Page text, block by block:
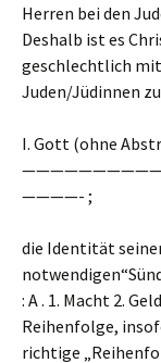
Herren bei den
Deshalb ist es
geschlechtlich
Juden/Jüdinnen
I. Gott (ohne
————- ;
die Identität
: A . 1. Macht 2.
Reihenfolge,
richtige